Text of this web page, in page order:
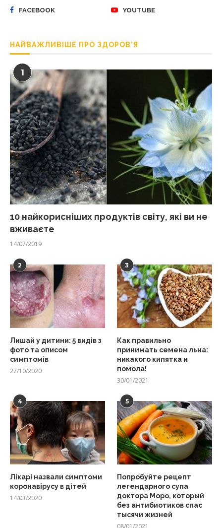
FACEBOOK YOUTUBE
НАЙВАЖЛИВІШЕ ПРО ЗДОРОВ’Я
1
10 найкорисніших продуктів світу, які ви не
вживаєте
14/07/2019
2
Лишай у дитини: 5 видів з
фото та описом
симптомів
27/10/2020
3
Как правильно
принимать семена льна:
никакого кипятка и
помола!
30/01/2021
4
Лікарі назвали симптоми
коронавірусу в дітей
14/03/2020
5
Попробуйте рецепт
легендарного супа
доктора Моро, который
без антибиотиков спас
тысячи жизней
08/01/2021